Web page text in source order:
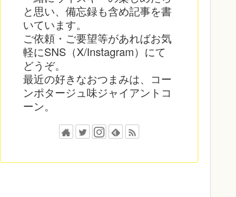
と思い、備忘録も含め記事を書
いています。
ご依頼・ご要望等があればお気
軽にSNS（X/Instagram）にて
どうぞ。
最近の好きなおつまみは、コー
ンポタージュ味ジャイアントコ
ーン。